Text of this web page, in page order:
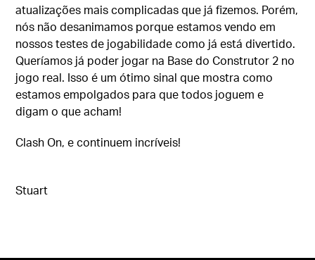
atualizações mais complicadas que já fizemos. Porém,
nós não desanimamos porque estamos vendo em
nossos testes de jogabilidade como já está divertido.
Queríamos já poder jogar na Base do Construtor 2 no
jogo real. Isso é um ótimo sinal que mostra como
estamos empolgados para que todos joguem e
digam o que acham!
Clash On, e continuem incríveis!
Stuart